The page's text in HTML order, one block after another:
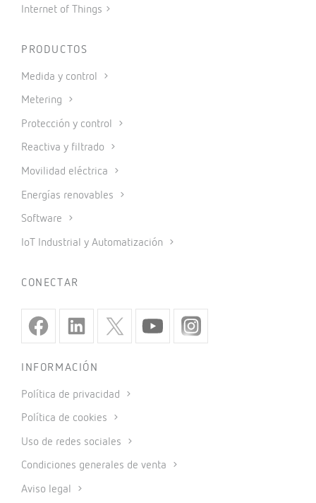
Internet of Things
PRODUCTOS
Medida y control
Metering
Protección y control
Reactiva y filtrado
Movilidad eléctrica
Energías renovables
Software
IoT Industrial y Automatización
CONECTAR
INFORMACIÓN
Política de privacidad
Política de cookies
Uso de redes sociales
Condiciones generales de venta
Aviso legal